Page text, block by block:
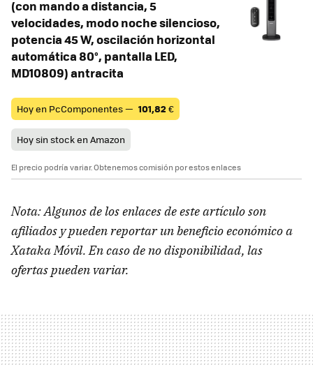
(con mando a distancia, 5
velocidades, modo noche silencioso,
potencia 45 W, oscilación horizontal
automática 80°, pantalla LED,
MD10809) antracita
Hoy en PcComponentes — 101,82 €
Hoy sin stock en Amazon
El precio podría variar. Obtenemos comisión por estos enlaces
Nota: Algunos de los enlaces de este artículo son
afiliados y pueden reportar un beneficio económico a
Xataka Móvil. En caso de no disponibilidad, las
ofertas pueden variar.